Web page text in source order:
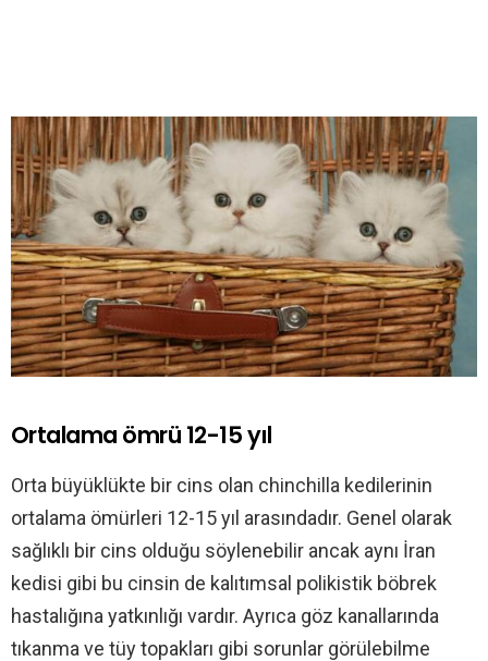
Ortalama ömrü 12-15 yıl
Orta büyüklükte bir cins olan chinchilla kedilerinin
ortalama ömürleri 12-15 yıl arasındadır. Genel olarak
sağlıklı bir cins olduğu söylenebilir ancak aynı İran
kedisi gibi bu cinsin de kalıtımsal polikistik böbrek
hastalığına yatkınlığı vardır. Ayrıca göz kanallarında
tıkanma ve tüy topakları gibi sorunlar görülebilme